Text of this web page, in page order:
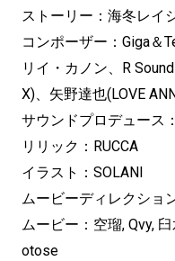
ストーリー：海冬レイ
コンポーザー：Giga＆
リイ・カノン、R
X)、矢野達也(LOVE
サウンドプロデュース
リリック：RUCCA
イラスト：SOLANI
ムービーディレクショ
ムービー：空瑠, Qvy,
otose